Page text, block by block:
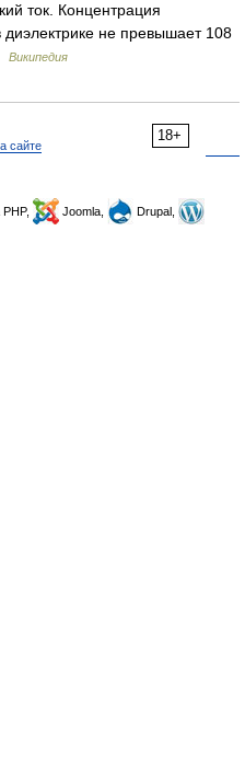
ток. Концентрация
не превышает 108
Википедия
18+
сайте
Joomla,
Drupal,